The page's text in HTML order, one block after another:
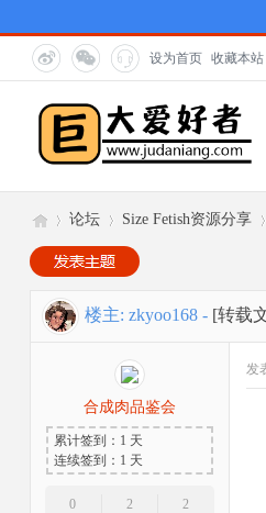
设为首页 收藏本站
巨»
论坛
›
Size Fetish资源分享
›
楼主: zkyoo168- [转载
合成肉品鉴会
累计签到：1 天
连续签到：1 天
0
2
2
发